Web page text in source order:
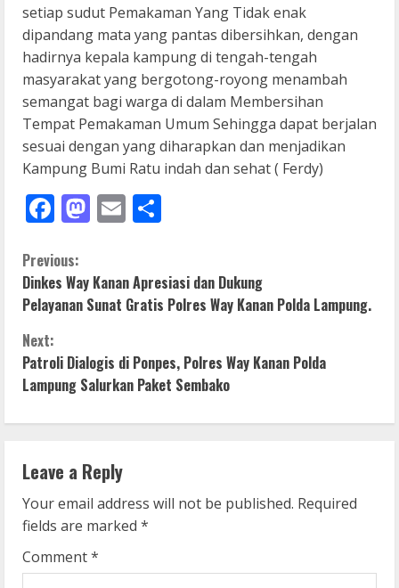
setiap sudut Pemakaman Yang Tidak enak
dipandang mata yang pantas dibersihkan, dengan
hadirnya kepala kampung di tengah-tengah
masyarakat yang bergotong-royong menambah
semangat bagi warga di dalam Membersihan
Tempat Pemakaman Umum Sehingga dapat berjalan
sesuai dengan yang diharapkan dan menjadikan
Kampung Bumi Ratu indah dan sehat ( Ferdy)
Facebook
Mastodon
Email
C
o
n
t
i
n
u
e
R
Previous:
Dinkes Way Kanan Apresiasi dan Dukung
Pelayanan Sunat Gratis Polres Way Kanan Polda Lampung.
Next:
Patroli Dialogis di Ponpes, Polres Way Kanan Polda
Lampung Salurkan Paket Sembako
Leave a Reply
Your email address will not be published. Required
fields are marked *
Comment*